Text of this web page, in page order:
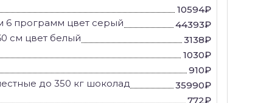
10594₽
6 программ цвет серый
44393₽
см цвет белый
3138₽
1030₽
910₽
до 350 кг шоколад
35990₽
772₽